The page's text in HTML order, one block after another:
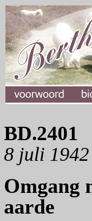
BD.2401
8 juli 1942
Omgang
aarde